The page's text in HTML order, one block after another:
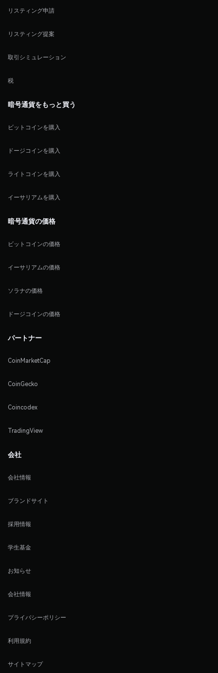
リスティング申請
リスティング提案
取引シミュレーション
税
暗号通貨をもっと買う
ビットコインを購入
ドージコインを購入
ライトコインを購入
イーサリアムを購入
暗号通貨の価格
ビットコインの価格
イーサリアムの価格
ソラナの価格
ドージコインの価格
パートナー
CoinMarketCap
CoinGecko
Coincodex
TradingView
会社
会社情報
ブランドサイト
採用情報
学生基金
お知らせ
会社情報
プライバシーポリシー
利用規約
サイトマップ